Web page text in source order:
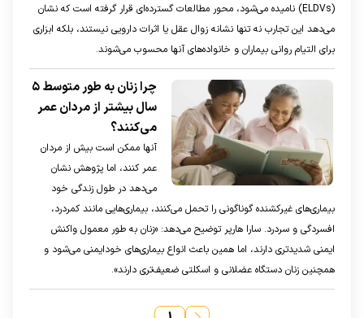
(ELDVs) نامیده می‌شود، محور مطالعات گسترده‌ای قرار گرفته است که نشان
می‌دهد این تجارب نه تنها نشانه زوال عقل یا اثرات دارویی نیستند، بلکه ابزاری
برای التیام روانی بیماران و خانواده‌های آنها محسوب می‌شوند.
چرا زنان به طور متوسط ۵
سال بیشتر از مردان عمر
می‌کنند؟
آنها ممکن است بیش از مردان
عمر کنند، اما پژوهش نشان
می‌دهد در طول زندگی خود
بیماری‌های غیر‌کشنده گوناگونی را تحمل می‌کنند، بیماری‌هایی مانند کمردرد،
افسردگی و سردرد. سارا هارپر توضیح می‌دهد: «زنان به طور معمول واکنش
ایمنی شدید‌تری دارند، اما همین باعث انواع بیماری‌های خود‌ایمنی می‌شود و
همچنین زنان دستگاه عضلانی و اسکلتی ضعیف‌تری دارند».